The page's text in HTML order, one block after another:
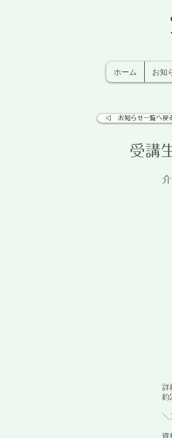
ホーム お知
◁ お知らせ一覧へ戻
受講
詳
約
＼
資